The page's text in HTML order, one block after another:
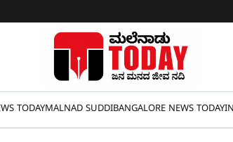
TODAYMALNAD SUDDIBANGALORE NEWS TODAY